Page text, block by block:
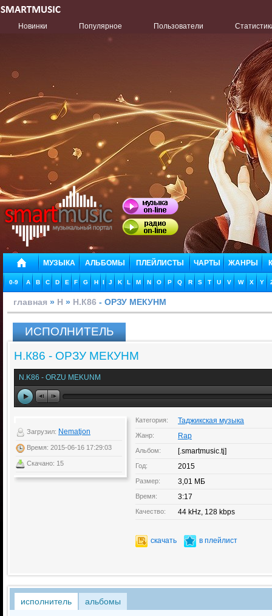
Новинки Популярное Пользователи
МУЗЫКА АЛЬБОМЫ ПЛЕЙЛИСТЫ ЧАРТЫ ЖАНРЫ
0-9 A B C D E F G H I J K L M N O P Q R S T U V W X Y
главная » Н » Н.К86 - ОРЗУ МЕКУНМ
ИСПОЛНИТЕЛЬ
Н.К86 - ОРЗУ МЕКУНМ
N.K86 - ORZU MEKUNM
Загрузил: Nematjon
Время: 2015-06-16 17:29:03
Скачано: 15
Категория: Таджикская музыка
Жанр: Rap
Альбом: [.smartmusic.tj]
Год: 2015
Размер: 3,01 МБ
Время: 3:17
Качество: 44 kHz, 128 kbps
скачать в плейлист
исполнитель альбомы